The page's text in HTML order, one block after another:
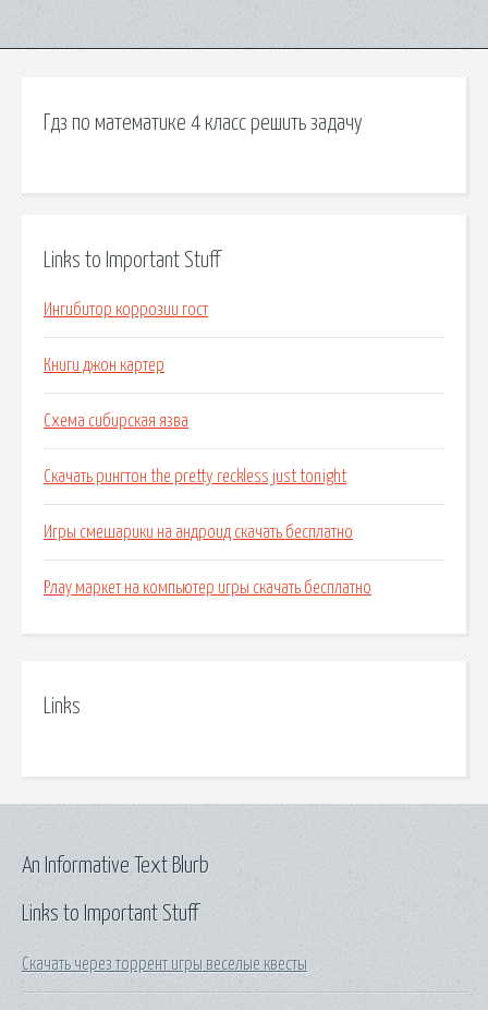
Гдз по математике 4 класс решить задачу
Links to Important Stuff
Ингибитор коррозии гост
Книги джон картер
Схема сибирская язва
Скачать рингтон the pretty reckless just tonight
Игры смешарики на андроид скачать бесплатно
Рлау маркет на компьютер игры скачать бесплатно
Links
Links to Important Stuff
Скачать через торрент игры веселые квесты
An Informative Text Blurb